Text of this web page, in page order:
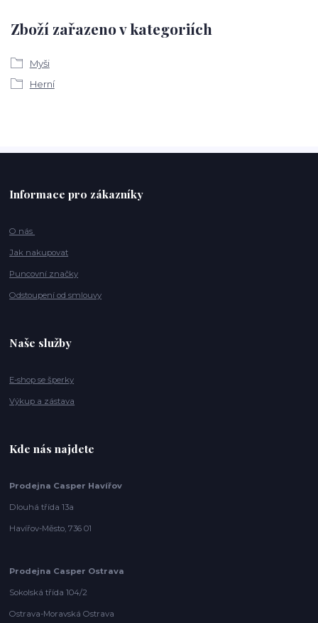
Zboží zařazeno v kategoriích
Myši
Herní
Informace pro zákazníky
O nás
Jak nakupovat
Puncovní značky
Odstoupení od smlouvy
Naše služby
E-shop se šperky
Výkup a zástava
Kde nás najdete
Prodejna Casper Havířov
Dlouhá třída 13a
Havířov-Město, 736 01
Prodejna Casper Ostrava
Sokolská třída 104/2
Ostrava-Moravská Ostrava